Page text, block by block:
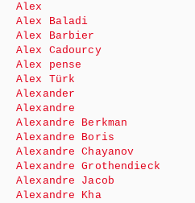
Alex
Alex Baladi
Alex Barbier
Alex Cadourcy
Alex pense
Alex Türk
Alexander
Alexandre
Alexandre Berkman
Alexandre Boris
Alexandre Chayanov
Alexandre Grothendieck
Alexandre Jacob
Alexandre Kha